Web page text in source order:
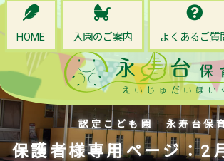
HOME 入園のご案内 よくあるご質
認定こども園 永寿台保
保護者様専用ページ：2